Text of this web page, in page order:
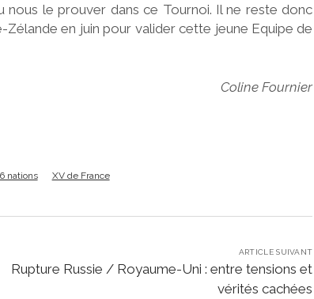
le prouver dans ce Tournoi. Il ne reste donc
en juin pour valider cette jeune Equipe de
Coline Fournier
nations XV de France
ARTICLE SUIVANT
Rupture Russie / Royaume-Uni : entre tensions et
vérités cachées